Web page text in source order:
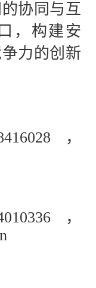
协同与互
，构建安
力的创新
，
，